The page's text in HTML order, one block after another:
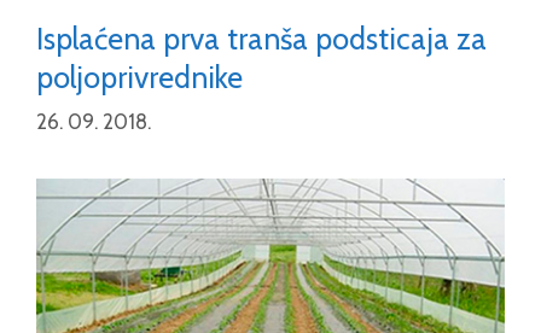
Isplaćena prva tranša podsticaja za
poljoprivrednike
26. 09. 2018.